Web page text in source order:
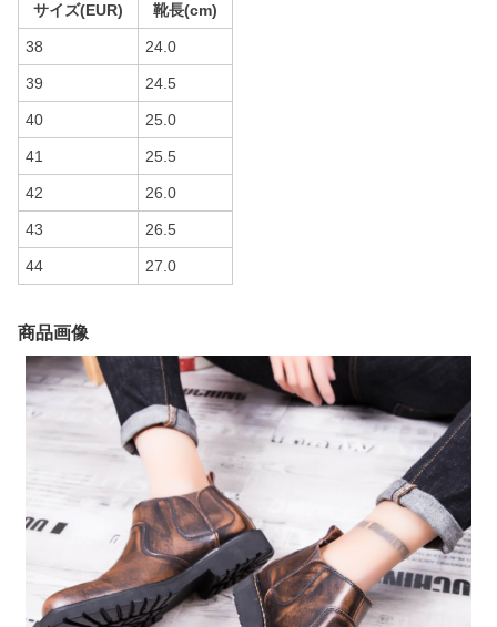
サイズ(EUR) 靴長(cm)
38 24.0
39 24.5
40 25.0
41 25.5
42 26.0
43 26.5
44 27.0
商品画像